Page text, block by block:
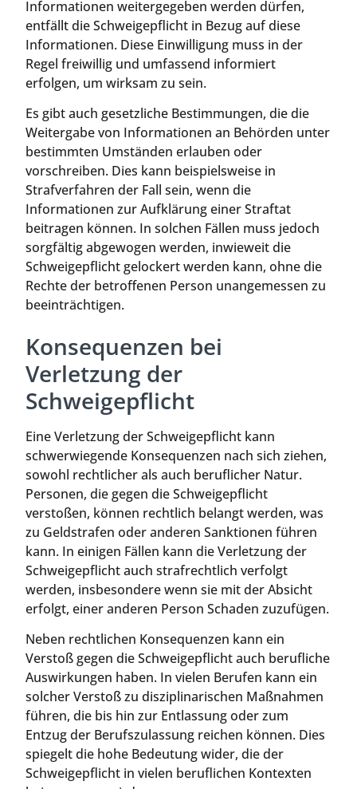
Informationen weitergegeben werden dürfen,
entfällt die Schweigepflicht in Bezug auf diese
Informationen. Diese Einwilligung muss in der
Regel freiwillig und umfassend informiert
erfolgen, um wirksam zu sein.
Es gibt auch gesetzliche Bestimmungen, die die
Weitergabe von Informationen an Behörden unter
bestimmten Umständen erlauben oder
vorschreiben. Dies kann beispielsweise in
Strafverfahren der Fall sein, wenn die
Informationen zur Aufklärung einer Straftat
beitragen können. In solchen Fällen muss jedoch
sorgfältig abgewogen werden, inwieweit die
Schweigepflicht gelockert werden kann, ohne die
Rechte der betroffenen Person unangemessen zu
beeinträchtigen.
Konsequenzen bei
Verletzung der
Schweigepflicht
Eine Verletzung der Schweigepflicht kann
schwerwiegende Konsequenzen nach sich ziehen,
sowohl rechtlicher als auch beruflicher Natur.
Personen, die gegen die Schweigepflicht
verstoßen, können rechtlich belangt werden, was
zu Geldstrafen oder anderen Sanktionen führen
kann. In einigen Fällen kann die Verletzung der
Schweigepflicht auch strafrechtlich verfolgt
werden, insbesondere wenn sie mit der Absicht
erfolgt, einer anderen Person Schaden zuzufügen.
Neben rechtlichen Konsequenzen kann ein
Verstoß gegen die Schweigepflicht auch berufliche
Auswirkungen haben. In vielen Berufen kann ein
solcher Verstoß zu disziplinarischen Maßnahmen
führen, die bis hin zur Entlassung oder zum
Entzug der Berufszulassung reichen können. Dies
spiegelt die hohe Bedeutung wider, die der
Schweigepflicht in vielen beruflichen Kontexten